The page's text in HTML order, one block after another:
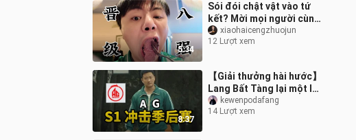
5:34
Sói đói chật vật vào tứ
kết? Mời mọi người cùng
xem trực tiếp! Nhân tiện
cũng dẫn mọi người tập
xiaohaicengzhuojun
12 Lượt xem
8:37
【Giải thưởng hài hước】
Lang Bất Tàng lại một lần
nữa bại dưới tay Hồng
Bất Trang, liệu Hoa Hải
kewenpodafang
14 Lượt xem